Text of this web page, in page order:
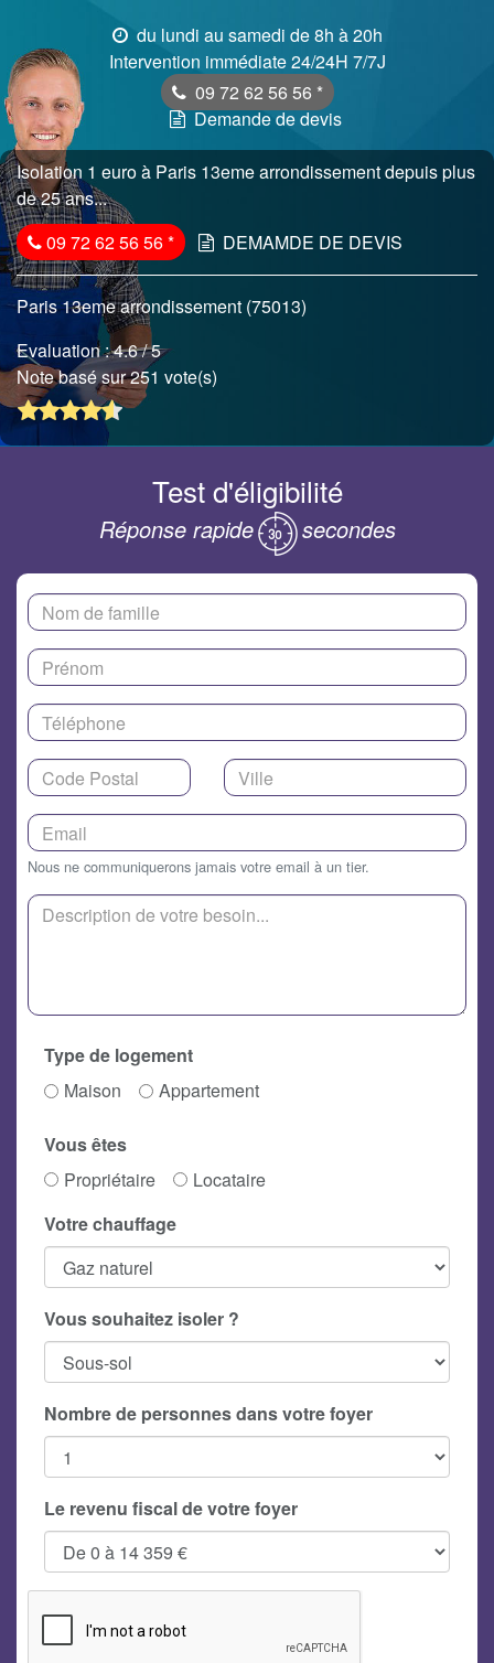
du lundi au samedi de 8h à 20h
Intervention immédiate 24/24H 7/7J
09 72 62 56 56 *
Demande de devis
Isolation 1 euro à Paris 13eme arrondissement depuis plus
de 25 ans...
09 72 62 56 56* DEMAMDE DE DEVIS
Paris 13eme arrondissement (75013)
Evaluation :4.6/ 5
Note basé sur 251 vote(s)
Test d'éligibilité
Réponse rapide secondes
Nous ne communiquerons jamais votre email à un tier.
Type de logement
Maison
Appartement
Vous êtes
Propriétaire
Locataire
Votre chauffage
Vous souhaitez isoler ?
Nombre de personnes dans votre foyer
Le revenu fiscal de votre foyer